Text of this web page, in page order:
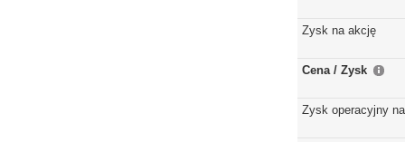
Zysk na akcję
Cena / Zysk
Zysk operacyjny